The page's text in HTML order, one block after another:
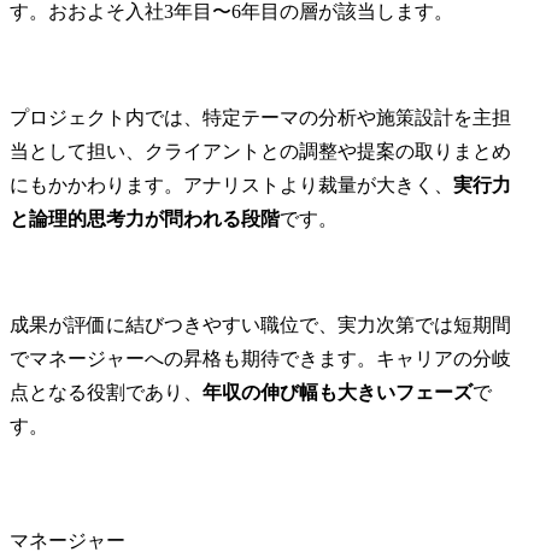
す。おおよそ入社3年目〜6年目の層が該当します。
プロジェクト内では、特定テーマの分析や施策設計を主担
当として担い、クライアントとの調整や提案の取りまとめ
にもかかわります。アナリストより裁量が大きく、 実行力
と論理的思考力が問われる段階です。
成果が評価に結びつきやすい職位で、実力次第では短期間
でマネージャーへの昇格も期待できます。キャリアの分岐
点となる役割であり、 年収の伸び幅も大きいフェーズで
す。
マネージャー